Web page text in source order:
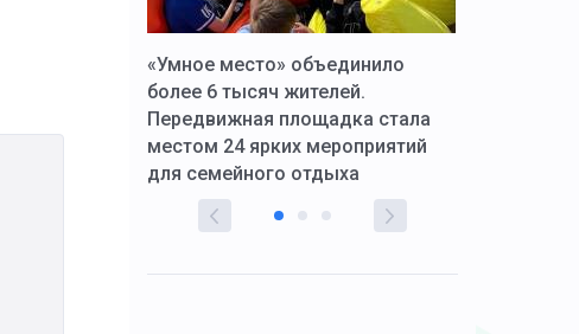
«Умное место» объединило
более 6 тысяч жителей.
Передвижная площадка стала
местом 24 ярких мероприятий
для семейного отдыха